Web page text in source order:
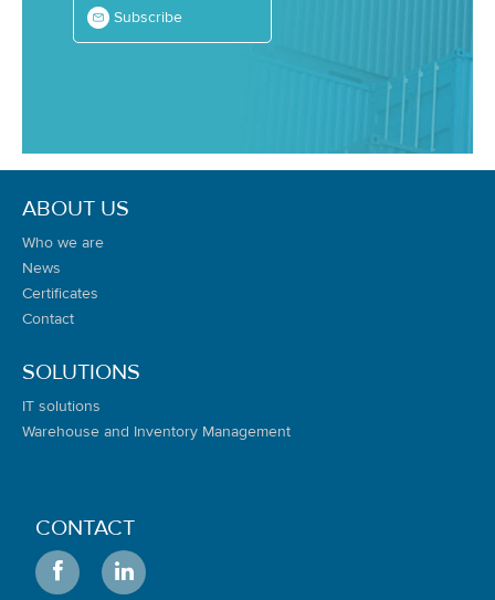
Subscribe
ABOUT US
Who we are
News
Certificates
Contact
SOLUTIONS
IT solutions
Warehouse and Inventory Management
CONTACT